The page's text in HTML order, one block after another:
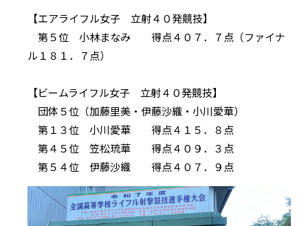
【エアライフル女子 立射４０発競技】
第５位 小林まなみ 得点４０７．７点（ファイナ
ル１８１．７点）
【ビームライフル女子 立射４０発競技】
団体５位（加藤里美・伊藤沙織・小川愛華）
第１３位 小川愛華 得点４１５．８点
第４５位 笠松琉華 得点４０９．３点
第５４位 伊藤沙織 得点４０７．９点